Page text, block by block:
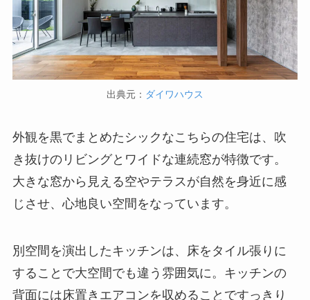
出典元： ダイワハウス
外観を黒でまとめたシックなこちらの住宅は、吹
き抜けのリビングとワイドな連続窓が特徴です。
大きな窓から見える空やテラスが自然を身近に感
じさせ、心地良い空間をなっています。
別空間を演出したキッチンは、床をタイル張りに
することで大空間でも違う雰囲気に。キッチンの
背面には床置きエアコンを収めることですっきり